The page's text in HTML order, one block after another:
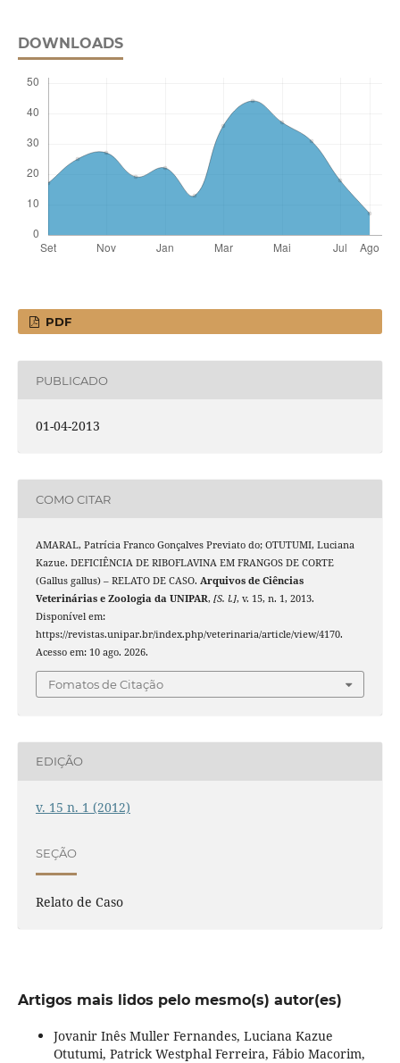
DOWNLOADS
PDF
PUBLICADO
01-04-2013
COMO CITAR
AMARAL, Patrícia Franco Gonçalves Previato do; OTUTUMI, Luciana
Kazue. DEFICIÊNCIA DE RIBOFLAVINA EM FRANGOS DE CORTE
(Gallus gallus) – RELATO DE CASO. Arquivos de Ciências
Veterinárias e Zoologia da UNIPAR, [S. l.], v. 15, n. 1, 2013.
Disponível em:
https://revistas.unipar.br/index.php/veterinaria/article/view/4170.
Acesso em: 10 ago. 2026.
Fomatos de Citação
EDIÇÃO
v. 15 n. 1 (2012)
SEÇÃO
Relato de Caso
Artigos mais lidos pelo mesmo(s) autor(es)
Jovanir Inês Muller Fernandes, Luciana Kazue
Otutumi, Patrick Westphal Ferreira, Fábio Macorim,